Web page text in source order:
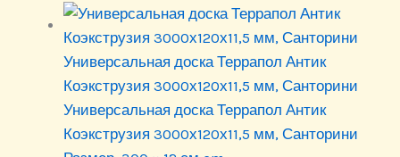
Универсальная доска Террапол Антик
Коэкструзия 3000х120х11,5 мм, Санторини
Универсальная доска Террапол Антик
Коэкструзия 3000х120х11,5 мм, Санторини